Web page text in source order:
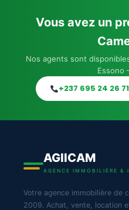
Vous avez un
Nos agents sont
Essono
+237 695 24 26 71
AGIICAM
AGENCE IMMOBILIÈRE &
Votre agence immobilière de
2009. Achat, vente, location